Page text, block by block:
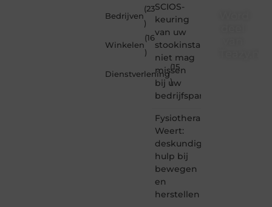
Bedrijven
(23
)
Winkelen
(16
)
Dienstverlening
(15
)
SCIOS-
keuring
van uw
stookinstallatie
niet mag
missen
bij uw
bedrijfspand
Fysiotherapie
Weert:
deskundige
hulp bij
bewegen
en
herstellen